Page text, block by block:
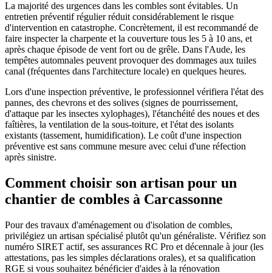
La majorité des urgences dans les combles sont évitables. Un
entretien préventif régulier réduit considérablement le risque
d'intervention en catastrophe. Concrètement, il est recommandé de
faire inspecter la charpente et la couverture tous les 5 à 10 ans, et
après chaque épisode de vent fort ou de grêle. Dans l'Aude, les
tempêtes automnales peuvent provoquer des dommages aux tuiles
canal (fréquentes dans l'architecture locale) en quelques heures.
Lors d'une inspection préventive, le professionnel vérifiera l'état des
pannes, des chevrons et des solives (signes de pourrissement,
d'attaque par les insectes xylophages), l'étanchéité des noues et des
faîtières, la ventilation de la sous-toiture, et l'état des isolants
existants (tassement, humidification). Le coût d'une inspection
préventive est sans commune mesure avec celui d'une réfection
après sinistre.
Comment choisir son artisan pour un
chantier de combles à Carcassonne
Pour des travaux d'aménagement ou d'isolation de combles,
privilégiez un artisan spécialisé plutôt qu'un généraliste. Vérifiez son
numéro SIRET actif, ses assurances RC Pro et décennale à jour (les
attestations, pas les simples déclarations orales), et sa qualification
RGE si vous souhaitez bénéficier d'aides à la rénovation